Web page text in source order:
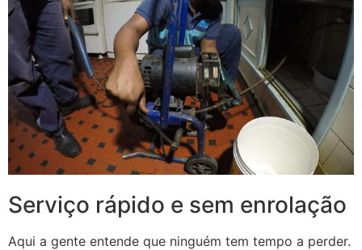
Serviço rápido e sem enrolação
Aqui a gente entende que ninguém tem tempo a perder.